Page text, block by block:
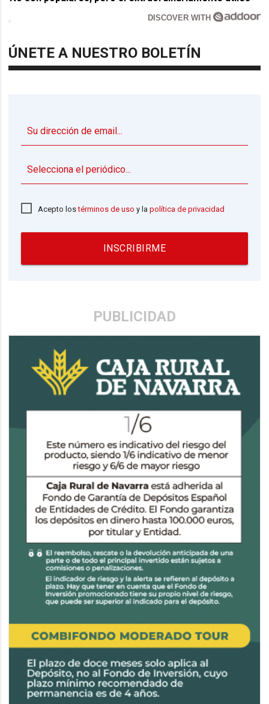
DISCOVER WITH
ÚNETE A NUESTRO BOLETÍN
Acepto lostérminos de uso y lapolítica de privacidad
INSCRIBIRME
PUBLICIDAD